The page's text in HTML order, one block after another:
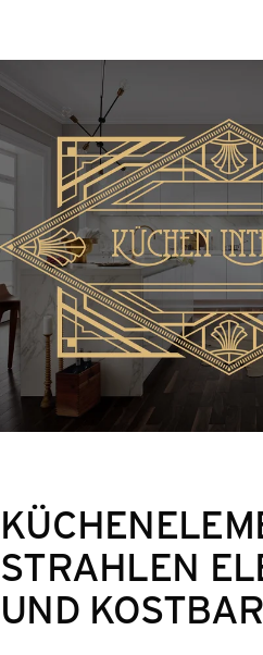
STRAHLEN
UND